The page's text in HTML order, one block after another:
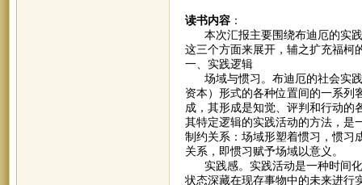
读书内容：
本次汇报主要围绕布迪厄的实践
这三个方面来展开，辅之扩充福柯
一、实践逻辑
场域与惯习。布迪厄的社会实践
资本）形式的各种位置间的一系列
成，其形成是知觉、评判和行动的
其特定逻辑的实践活动的方法，是
制约关系：场域形塑着惯习，惯习
关系，即惯习赋予场域以意义。
实践感。实践活动是一种时间化
状态深藏在现存事物中的未来进行